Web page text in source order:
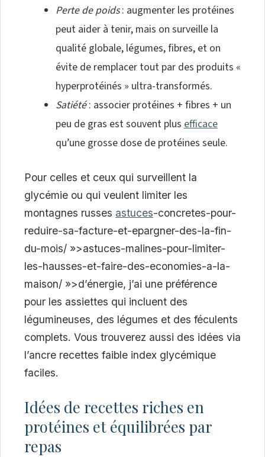
Perte de poids: augmenter les protéines
peut aider à tenir, mais on surveille la
qualité globale, légumes, fibres, et on
évite de remplacer tout par des produits «
hyperprotéinés » ultra-transformés.
Satiété: associer protéines + fibres + un
peu de gras est souvent plusefficace
qu’une grosse dose de protéines seule.
Pour celles et ceux qui surveillent la
glycémie ou qui veulent limiter les
montagnes russes astuces-concretes-pour-
reduire-sa-facture-et-epargner-des-la-fin-
du-mois/ »>astuces-malines-pour-limiter-
les-hausses-et-faire-des-economies-a-la-
maison/ »>d’énergie, j’ai une préférence
pour les assiettes qui incluent des
légumineuses, des légumes et des féculents
complets. Vous trouverez aussi des idées via
l’ancre recettes faible index glycémique
faciles.
Idées de recettes riches en
protéines et équilibrées par
repas